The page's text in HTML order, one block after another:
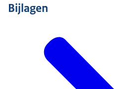
Bijlagen